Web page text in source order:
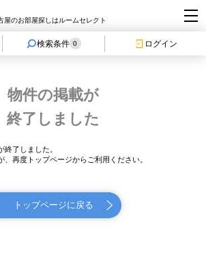
屋のお部屋探しはルームセレクト
検索条件 0 ログイン
物件の掲載が
終了しました
終了しました。
、再度トップページからご利用ください。
トップページに戻る